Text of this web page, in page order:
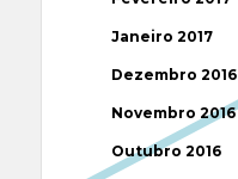
Janeiro 2017
Dezembro 2016
Novembro 2016
Outubro 2016